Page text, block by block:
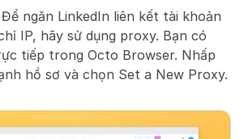
ngăn LinkedIn liên kết tài khoản
IP, hãy sử dụng proxy. Bạn có
tiếp trong Octo Browser. Nhấp
hồ sơ và chọn Set a New Proxy.